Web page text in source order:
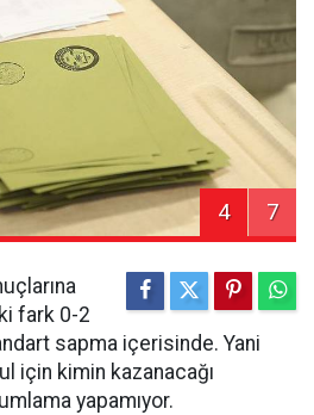
4 7
fark 0-2
sapma içerisinde. Yani
için kimin kazanacağı
yapamıyor.